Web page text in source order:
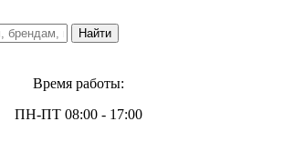
Время работы:
ПН-ПТ 08:00 - 17:00